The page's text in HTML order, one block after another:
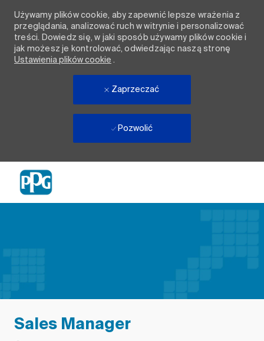
Używamy plików cookie, aby zapewnić lepsze wrażenia z
przeglądania, analizować ruch w witrynie i personalizować
treści. Dowiedz się, w jaki sposób używamy plików cookie i
jak możesz je kontrolować, odwiedzając naszą stronę
Ustawienia plików cookie .
Zaprzeczać
Pozwolić
Sales Manager